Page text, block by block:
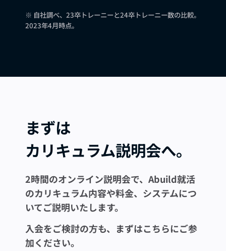
※ 自社調べ、23卒トレーニーと24卒トレーニー数の比較。
2023年4月時点。
まずは
カリキュラム説明会へ。
2時間のオンライン説明会で、Abuild就活
のカリキュラム内容や料金、システムにつ
いてご説明いたします。
入会をご検討の方も、まずはこちらにご参
加ください。